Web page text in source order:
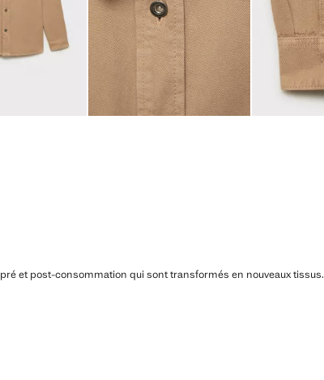
et post-consommation qui sont transformés en nouveaux tissus.